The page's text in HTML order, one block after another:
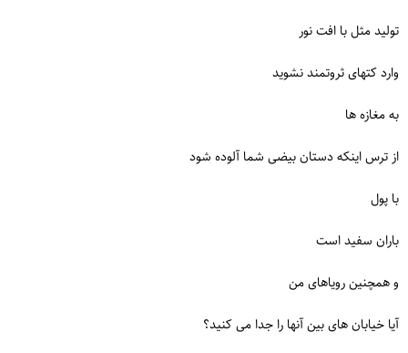
تولید مثل با افت نور
وارد کتهای ثروتمند نشوید
به مغازه ها
از ترس اینکه دستان بیضی شما آلوده شود
با پول
باران سفید است
و همچنین رویاهای من
آیا خیابان های بین آنها را جدا می کنید؟